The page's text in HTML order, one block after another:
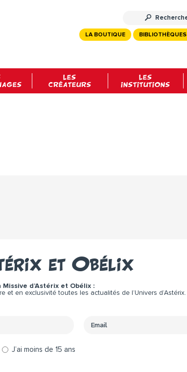
BIBLIOTHÈQUES
LA BOUTIQUE
LES
CRÉATEURS
LES
INSTITUTIONS
et Obélix
d’Astérix et Obélix :
en exclusivité toutes les actualités de l’Univers d’Astérix.
J’ai moins de 15 ans